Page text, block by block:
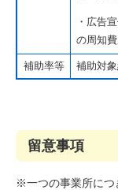
・広告
の周知費
補助率等 補助対
留意事項
※一つの事業所につ